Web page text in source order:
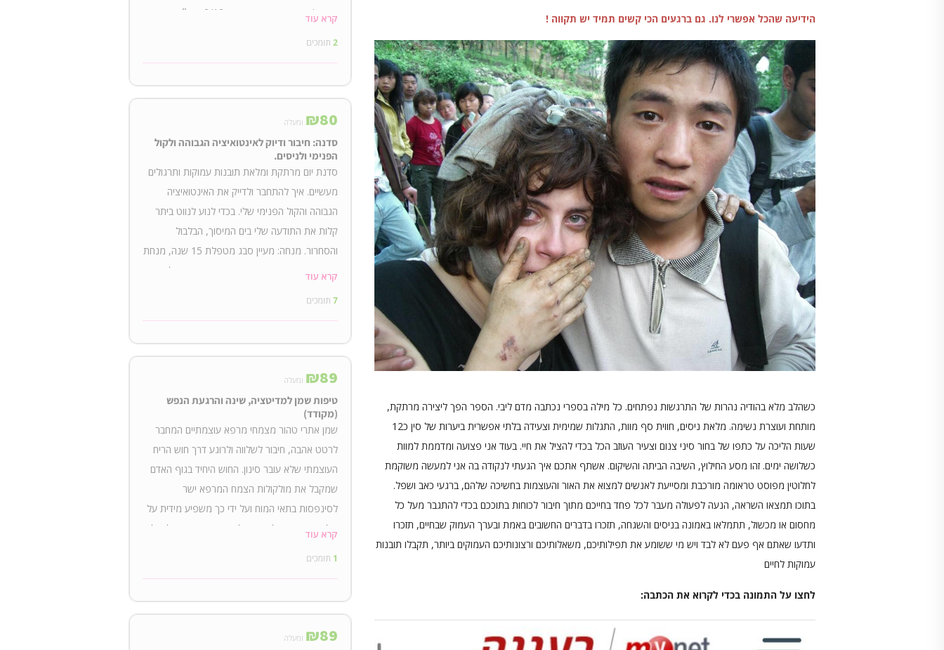
הידיעה שהכל אפשרי לנו. גם ברגעים הכי קשים תמיד יש תקווה !
כשהלב מלא בהודיה נהרות של התרגשות נפתחים. כל מילה בספרי נכתבה מדם ליבי. הספר הפך ליצירה מרתקת,
מותחת ועוצרת נשימה. מלאת ניסים, חווית סף מוות, התגלות שמימית וצעידה בלתי אפשרית ביערות של סין כ12
שעות הליכה על כתפו של בחור סיני צנום וצעיר העוזב הכל בכדי להציל את חיי. בעוד אני פצועה ומדממת למוות
כשלושה ימים. זהו מסע החילוץ, השיבה הביתה והשיקום. אשתף אתכם איך הגעתי לנקודה בה אני למעשה משוקמת
לחלוטין מפוסט טראומה מורכבת ומסייעת לאנשים למצוא את האור והעוצמות בחשיכה שלהם, ברגעי כאב ושפל.
בתוכו תמצאו השראה, הנעה לפעולה מעבר לכל פחד בחייכם מתוך חיבור לכוחות בתוככם בכדי להתגבר מעל כל
מחסום או מכשול, תתמלאו באמונה בניסים והשגחה, תזכרו בדברים החשובים באמת ובערך העמוק שבחיים, תזכרו
ותדעו שאתם אף פעם לא לבד ויש מי ששומע את תפילותיכם, משאלותיכם ורצונותיכם העמוקים ביותר, תקבלו תובנות
עמוקות לחיים
לחצו על התמונה בכדי לקרוא את הכתבה:
מרתק! היכן: מפגש בזום. מתי: 9/12 מוצ״ש שעה
קרא עוד
2 תומכים
₪80 ומעלה
סדנה: חיבור ודיוק לאינטואיציה הגבוהה ולקול
הפנימי ולניסים.
סדנת יום מרתקת ומלאת תובנות עמוקות ותרגולים
מעשיים. איך להתחבר ולדייק את האינטואיציה
הגבוהה והקול הפנימי שלי. בכדי לנוע לנווט ביתר
קלות את התודעה שלי בים המיסוך, הבלבול
והסחרור. מנחה: מעיין סבג מטפלת 15 שנה, מנחת
סדנאות וטקסי ריפוי העצמה ותודעה, חיבור לניסים
לבסוף נתחבר לתדר הניסים לכבוד ראש חודש
חודש כסליו. חודש הניסים.
קרא עוד
7 תומכים
₪89 ומעלה
טיפות שמן למדיטציה, שינה והרגעת הנפש
(מקודד)
שמן אתרי טהור מצמחי מרפא עוצמתיים המחבר
לרטט אהבה, חיבור לשלווה ולרוגע דרך חוש הריח
העוצמתי שלא עובר סינון. החוש היחיד בגוף האדם
שמקבל את מולקולות הצמח המרפא ישר
לסינפסות בתאי המוח ועל ידי כך משפיע מידית על
שלווה, רוגע, החלמה וחמלה. את השמן ניתן לקבל
לשינה או לרוגע. משתלב עם מדיטציות. לכל מי
קרא עוד
1 תומכים
₪89 ומעלה